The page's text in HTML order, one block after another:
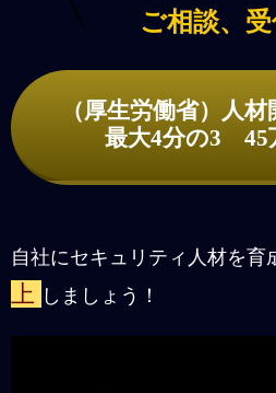
ご相談、受
（厚生労働省）人
最大4分の3 45
自社にセキュリティ人材を育
上 しましょう！